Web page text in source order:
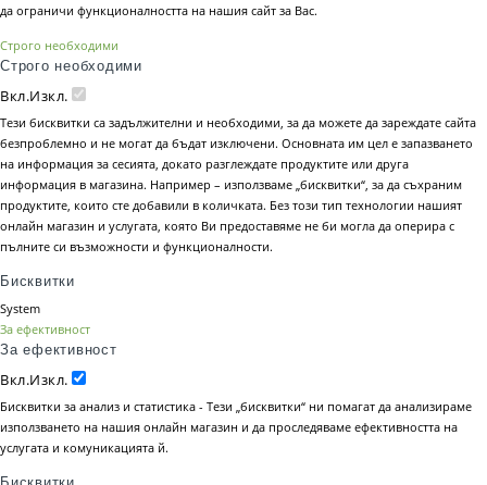
да ограничи функционалността на нашия сайт за Вас.
Строго необходими
Строго необходими
Вкл.Изкл.
Тези бисквитки са задължителни и необходими, за да можете да зареждате сайта
безпроблемно и не могат да бъдат изключени. Основната им цел е запазването
на информация за сесията, докато разглеждате продуктите или друга
информация в магазина. Например – използваме „бисквитки“, за да съхраним
продуктите, които сте добавили в количката. Без този тип технологии нашият
онлайн магазин и услугата, която Ви предоставяме не би могла да оперира с
пълните си възможности и функционалности.
Бисквитки
System
За ефективност
За ефективност
Вкл.Изкл.
Бисквитки за анализ и статистика - Тези „бисквитки“ ни помагат да анализираме
използването на нашия онлайн магазин и да проследяваме ефективността на
услугата и комуникацията й.